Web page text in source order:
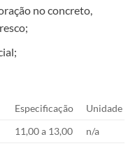
no concreto,
Especificação
Unidade
11,00 a 13,00
n/a